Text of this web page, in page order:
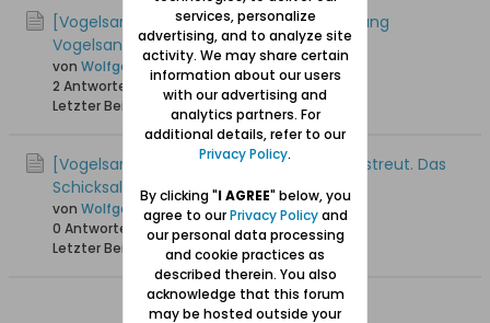
[Vogelsang / Skowronki] Von der Versippung
Vogelsangs
von Wolfgang
2 Antworten
18.570 Hits0 Likes
Letzter Beitrag
30.11.2008, 01:00
[Vogelsang / Skowronki] In alle Winde zerstreut. Das
Schicksal der Vogelsänger
von Wolfgang
0 Antworten
18.282 Hits0 Likes
Letzter Beitrag
08.04.2008, 23:53
services, personalize
advertising, and to analyze site
activity. We may share certain
information about our users
with our advertising and
analytics partners. For
additional details, refer to our
Privacy Policy.
By clicking "I AGREE" below, you
agree to ourPrivacy Policyand
our personal data processing
and cookie practices as
described therein. You also
acknowledge that this forum
may be hosted outside your